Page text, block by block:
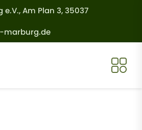
e.V., Am Plan 3, 35037
marburg.de